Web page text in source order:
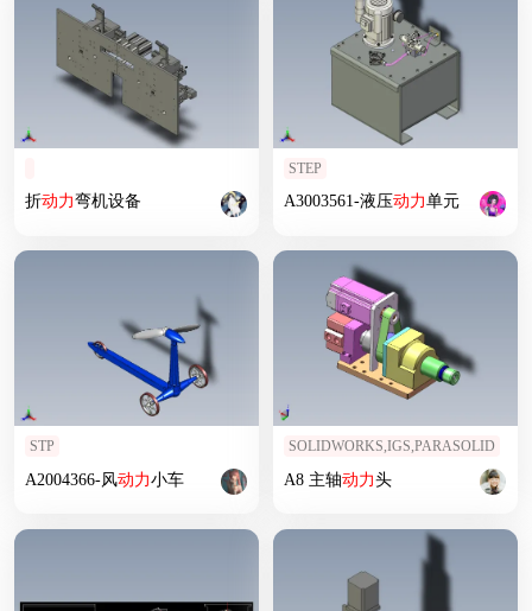
折动力弯机设备
STEP
A3003561-液压动力单元
STP
A2004366-风动力小车
SOLIDWORKS,IGS,PARASOLID
A8 主轴动力头